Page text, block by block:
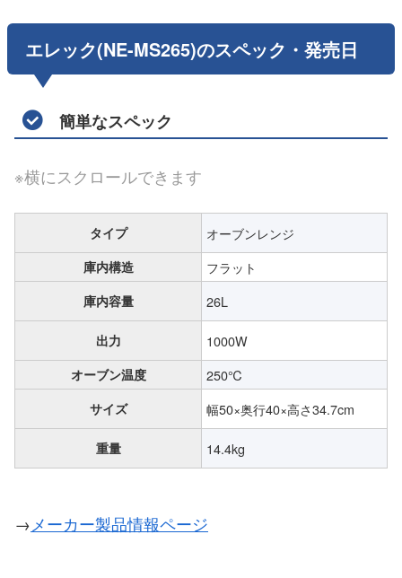
エレック(NE-MS265)のスペック・発売日
簡単なスペック
※横にスクロールできます
タイプ オーブンレンジ
庫内構造 フラット
庫内容量 26L
出力 1000W
オーブン温度 250℃
サイズ 幅50×奥行40×高さ34.7cm
重量 14.4kg
→メーカー製品情報ページ